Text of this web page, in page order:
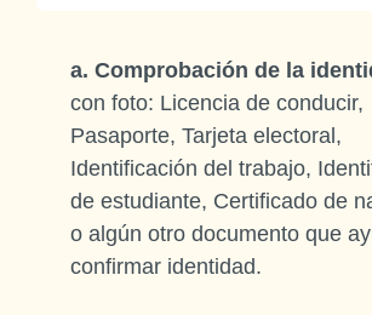
a. Comprobación de la
con foto: Licencia de conducir,
Pasaporte, Tarjeta electoral,
Identificación del trabajo,
de estudiante, Certificado de
o algún otro documento que
confirmar identidad.